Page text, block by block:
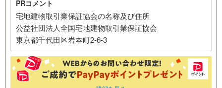
PRコメント
宅地建物取引業保証協会の名称及び住所
公益社団法人全国宅地建物取引業保証協会
東京都千代田区岩本町2-6-3